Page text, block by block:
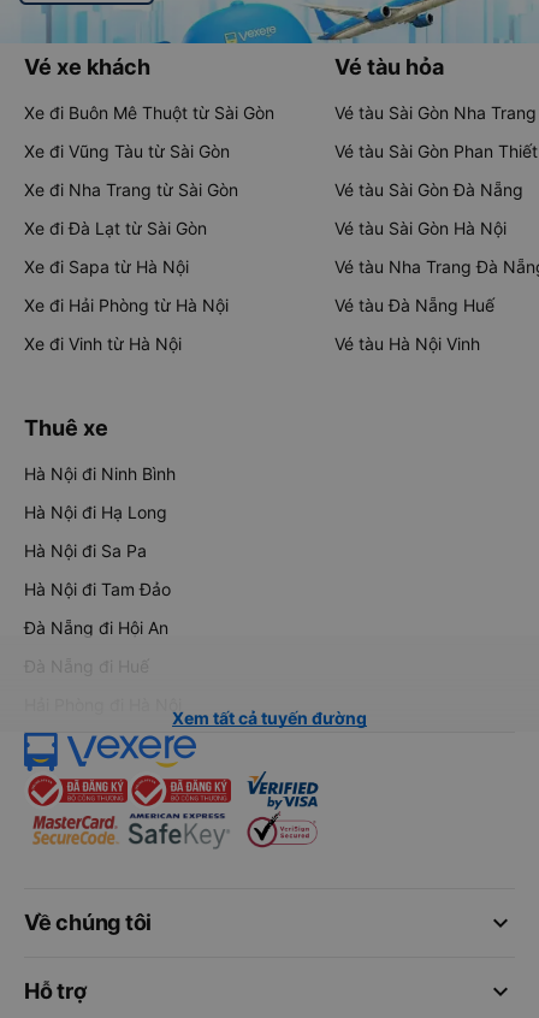
Vé xe khách
Xe đi Buôn Mê Thuột từ Sài Gòn
Xe đi Vũng Tàu từ Sài Gòn
Xe đi Nha Trang từ Sài Gòn
Xe đi Đà Lạt từ Sài Gòn
Xe đi Sapa từ Hà Nội
Xe đi Hải Phòng từ Hà Nội
Xe đi Vinh từ Hà Nội
Vé tàu hỏa
Vé tàu Sài Gòn Nha Trang
Vé tàu Sài Gòn Phan Thiết
Vé tàu Sài Gòn Đà Nẵng
Vé tàu Sài Gòn Hà Nội
Vé tàu Nha Trang Đà
Vé tàu Đà Nẵng Huế
Vé tàu Hà Nội Vinh
Thuê xe
Hà Nội đi Ninh Bình
Hà Nội đi Hạ Long
Hà Nội đi Sa Pa
Hà Nội đi Tam Đảo
Đà Nẵng đi Hội An
Đà Nẵng đi Huế
Xem tất cả tuyến đường
keyboard_arrow_down
Về chúng tôi
keyboard_arrow_down
Hỗ trợ